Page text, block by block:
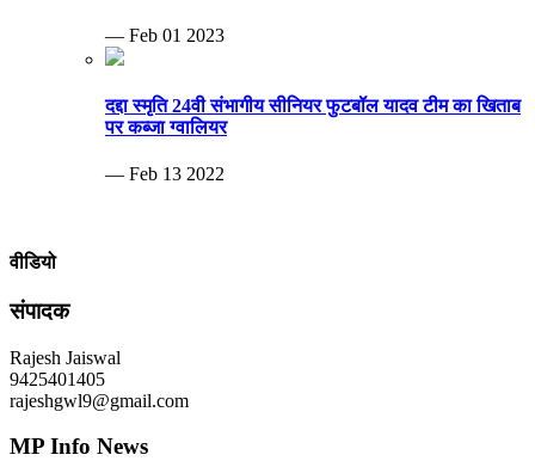
— Feb 01 2023
दद्दा स्मृति 24वी संभागीय सीनियर फुटबॉल यादव टीम का खिताब
पर कब्जा ग्वालियर
— Feb 13 2022
वीडियो
संपादक
Rajesh Jaiswal
9425401405
rajeshgwl9@gmail.com
MP Info News